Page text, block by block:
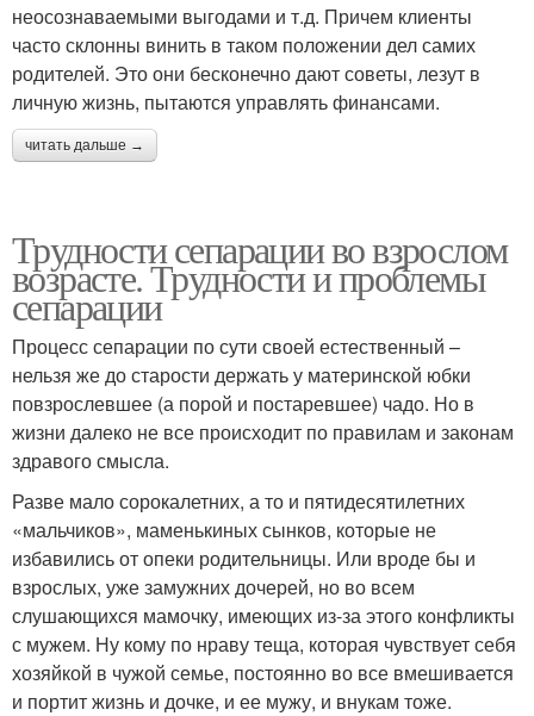
неосознаваемыми выгодами и т.д. Причем клиенты
часто склонны винить в таком положении дел самих
родителей. Это они бесконечно дают советы, лезут в
личную жизнь, пытаются управлять финансами.
читать дальше →
Трудности сепарации во взрослом
возрасте. Трудности и проблемы
сепарации
Процесс сепарации по сути своей естественный –
нельзя же до старости держать у материнской юбки
повзрослевшее (а порой и постаревшее) чадо. Но в
жизни далеко не все происходит по правилам и законам
здравого смысла.
Разве мало сорокалетних, а то и пятидесятилетних
«мальчиков», маменькиных сынков, которые не
избавились от опеки родительницы. Или вроде бы и
взрослых, уже замужних дочерей, но во всем
слушающихся мамочку, имеющих из-за этого конфликты
с мужем. Ну кому по нраву теща, которая чувствует себя
хозяйкой в чужой семье, постоянно во все вмешивается
и портит жизнь и дочке, и ее мужу, и внукам тоже.